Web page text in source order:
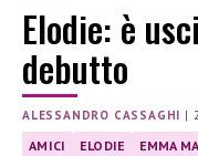
Elodie: è
debutto
ALESSANDRO CASSAGHI |
AMICI ELODIE EMMA